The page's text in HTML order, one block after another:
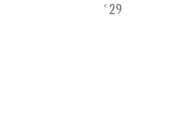
€ 29